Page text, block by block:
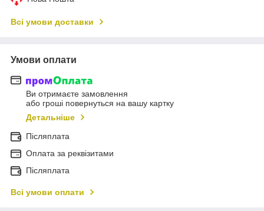
Всі умови доставки
Умови оплати
Ви отримаєте замовлення
або гроші повернуться на вашу картку
Детальніше
Післяплата
Оплата за реквізитами
Післяплата
Всі умови оплати